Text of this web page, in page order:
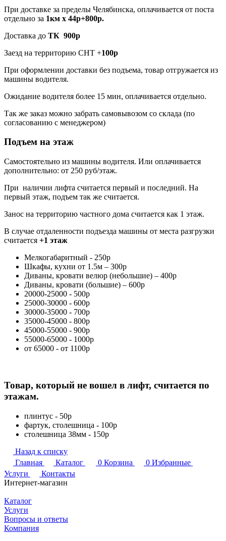
При доставке за пределы Челябинска, оплачивается от поста
отдельно за 1км х 44р+800р.
Доставка до ТК 900р
Заезд на территорию СНТ +100р
При оформлении доставки без подъема, товар отгружается из
машины водителя.
Ожидание водителя более 15 мин, оплачивается отдельно.
Так же заказ можно забрать самовывозом со склада (по
согласованию с менеджером)
Подъем на этаж
Самостоятельно из машины водителя. Или оплачивается
дополнительно: от 250 руб/этаж.
При наличии лифта считается первый и последний. На
первый этаж, подъем так же считается.
Занос на территорию частного дома считается как 1 этаж.
В случае отдаленности подъезда машины от места разгрузки
считается +1 этаж
Мелкогабаритный - 250р
Шкафы, кухни от 1.5м – 300р
Диваны, кровати велюр (небольшие) – 400р
Диваны, кровати (большие) – 600р
20000-25000 - 500р
25000-30000 - 600р
30000-35000 - 700р
35000-45000 - 800р
45000-55000 - 900р
55000-65000 - 1000р
от 65000 - от 1100р
Товар, который не вошел в лифт, считается по
этажам.
плинтус - 50р
фартук, столешница - 100р
столешница 38мм - 150р
Назад к списку
Главная
Каталог 0 Корзина 0 Избранные
Услуги
Контакты
Интернет-магазин
Каталог
Услуги
Вопросы и ответы
Компания